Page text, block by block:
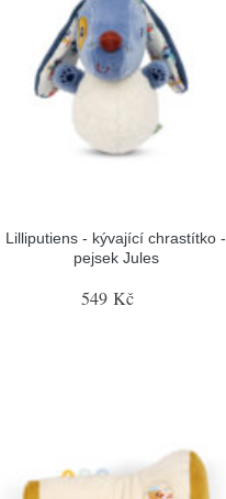
Lilliputiens - kývající chrastítko -
pejsek Jules
549 Kč